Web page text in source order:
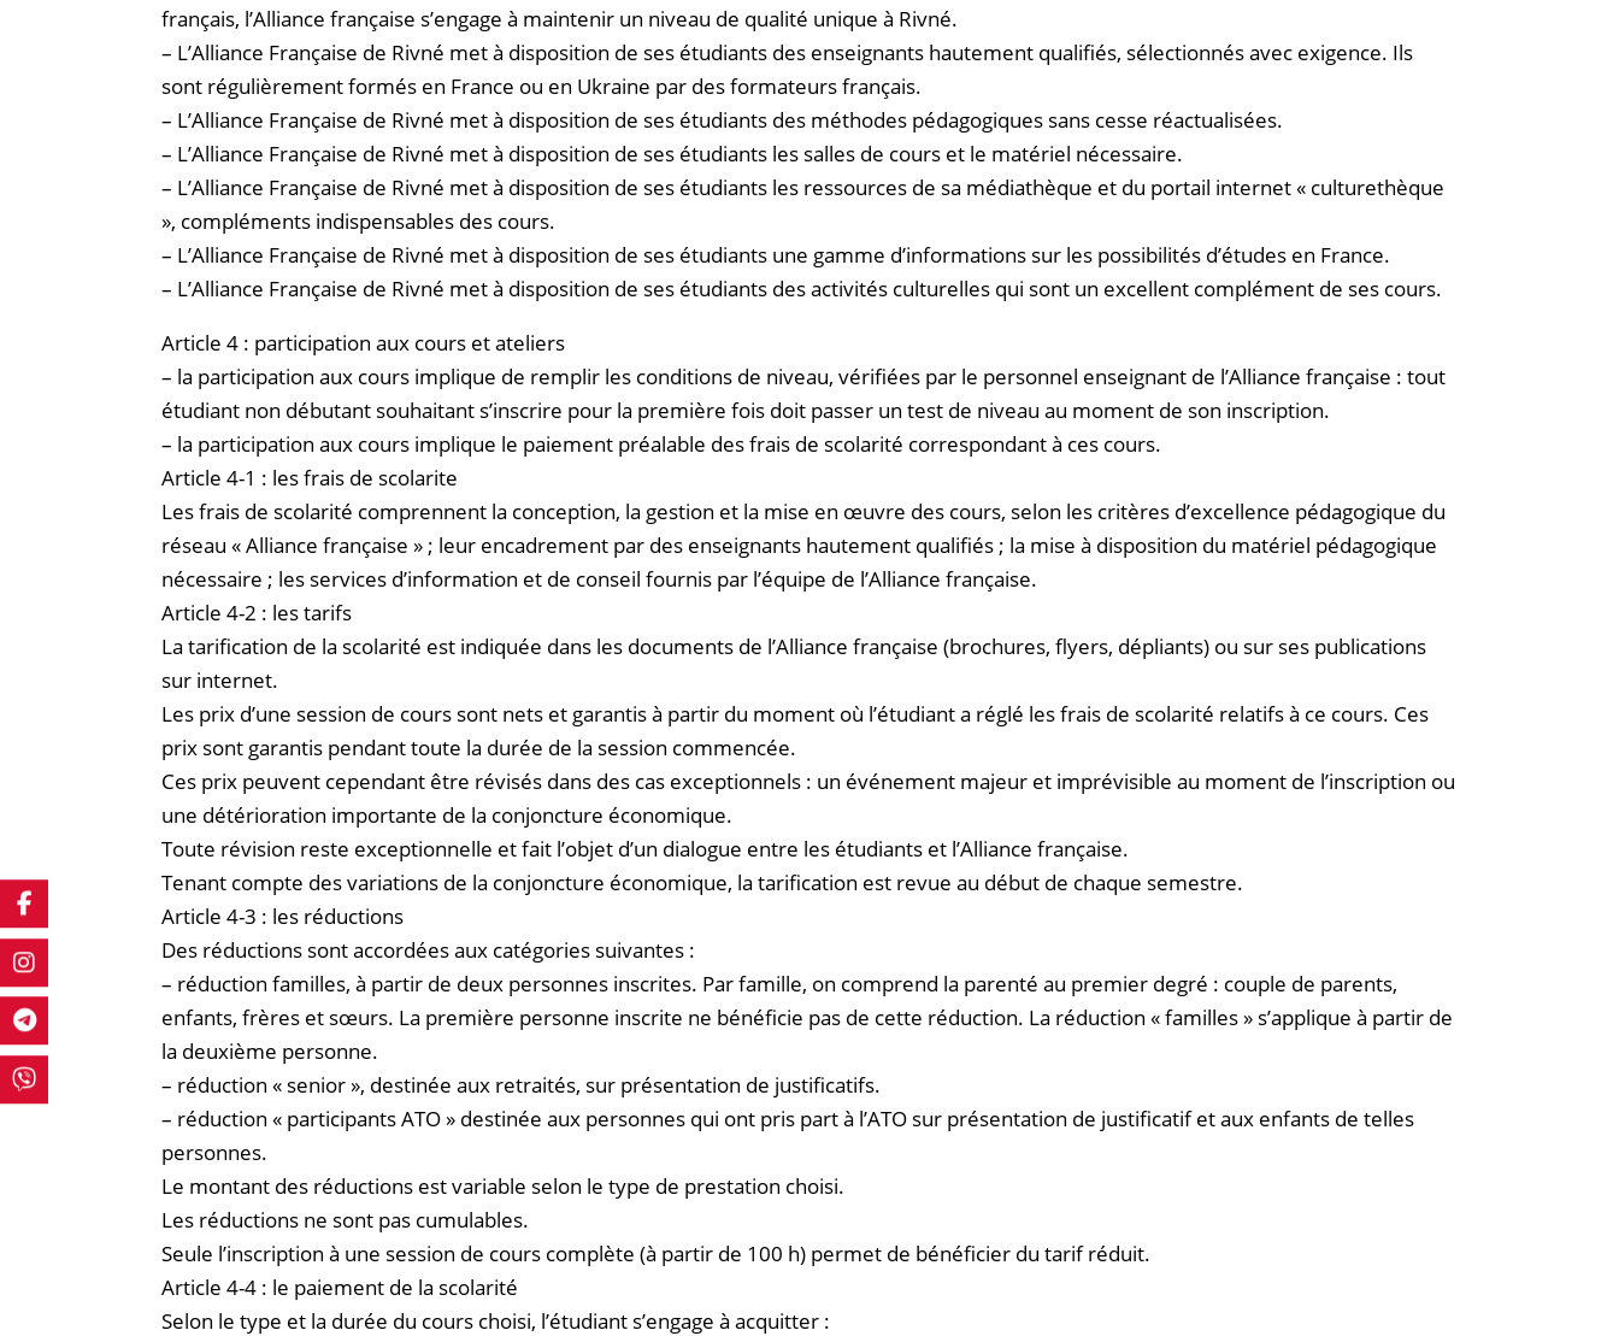
français, l’Alliance française s’engage à maintenir un niveau de qualité unique à Rivné.
– L’Alliance Française de Rivné met à disposition de ses étudiants des enseignants hautement qualifiés, sélectionnés avec exigence. Ils
sont régulièrement formés en France ou en Ukraine par des formateurs français.
– L’Alliance Française de Rivné met à disposition de ses étudiants des méthodes pédagogiques sans cesse réactualisées.
– L’Alliance Française de Rivné met à disposition de ses étudiants les salles de cours et le matériel nécessaire.
– L’Alliance Française de Rivné met à disposition de ses étudiants les ressources de sa médiathèque et du portail internet « culturethèque
», compléments indispensables des cours.
– L’Alliance Française de Rivné met à disposition de ses étudiants une gamme d’informations sur les possibilités d’études en France.
– L’Alliance Française de Rivné met à disposition de ses étudiants des activités culturelles qui sont un excellent complément de ses cours.
Article 4 : participation aux cours et ateliers
– la participation aux cours implique de remplir les conditions de niveau, vérifiées par le personnel enseignant de l’Alliance française : tout
étudiant non débutant souhaitant s’inscrire pour la première fois doit passer un test de niveau au moment de son inscription.
– la participation aux cours implique le paiement préalable des frais de scolarité correspondant à ces cours.
Article 4-1 : les frais de scolarite
Les frais de scolarité comprennent la conception, la gestion et la mise en œuvre des cours, selon les critères d’excellence pédagogique du
réseau « Alliance française » ; leur encadrement par des enseignants hautement qualifiés ; la mise à disposition du matériel pédagogique
nécessaire ; les services d’information et de conseil fournis par l’équipe de l’Alliance française.
Article 4-2 : les tarifs
La tarification de la scolarité est indiquée dans les documents de l’Alliance française (brochures, flyers, dépliants) ou sur ses publications
sur internet.
Les prix d’une session de cours sont nets et garantis à partir du moment où l’étudiant a réglé les frais de scolarité relatifs à ce cours. Ces
prix sont garantis pendant toute la durée de la session commencée.
Ces prix peuvent cependant être révisés dans des cas exceptionnels : un événement majeur et imprévisible au moment de l’inscription ou
une détérioration importante de la conjoncture économique.
Toute révision reste exceptionnelle et fait l’objet d’un dialogue entre les étudiants et l’Alliance française.
Tenant compte des variations de la conjoncture économique, la tarification est revue au début de chaque semestre.
Article 4-3 : les réductions
Des réductions sont accordées aux catégories suivantes :
– réduction familles, à partir de deux personnes inscrites. Par famille, on comprend la parenté au premier degré : couple de parents,
enfants, frères et sœurs. La première personne inscrite ne bénéficie pas de cette réduction. La réduction « familles » s’applique à partir de
la deuxième personne.
– réduction « senior », destinée aux retraités, sur présentation de justificatifs.
– réduction « participants ATO » destinée aux personnes qui ont pris part à l’ATO sur présentation de justificatif et aux enfants de telles
personnes.
Le montant des réductions est variable selon le type de prestation choisi.
Les réductions ne sont pas cumulables.
Seule l’inscription à une session de cours complète (à partir de 100 h) permet de bénéficier du tarif réduit.
Article 4-4 : le paiement de la scolarité
Selon le type et la durée du cours choisi, l’étudiant s’engage à acquitter :